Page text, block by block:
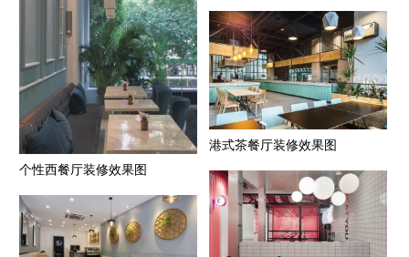
个性西餐厅装修效果图
港式茶餐厅装修效果图